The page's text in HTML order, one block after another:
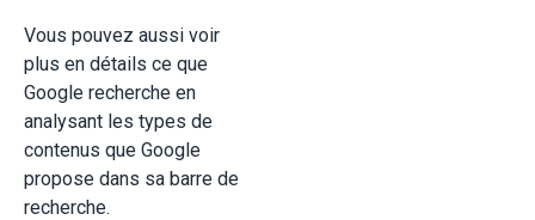
Vous pouvez aussi voir
plus en détails ce que
Google recherche en
analysant les types de
contenus que Google
propose dans sa barre de
recherche.